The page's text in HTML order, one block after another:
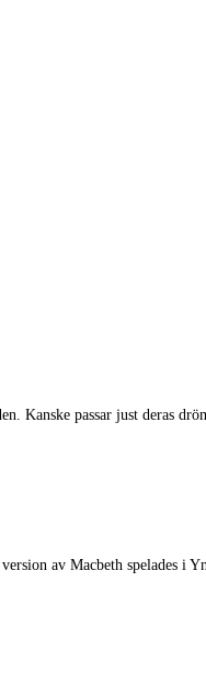
Kanske passar just deras
av Macbeth spelades i